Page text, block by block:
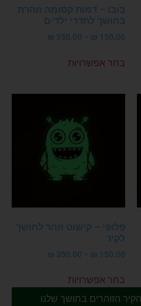
בּוֹבּוֹ – דמות קסומה זוהרת
בחושך לחדרי ילדים
150.00
₪
–
350.00
₪
בחר אפשרויות
פְלוֹפִּי – קישוט זוהר לחושך
לקיר
150.00
₪
–
350.00
₪
בחר אפשרויות
הזוהרים בחושך שלנו